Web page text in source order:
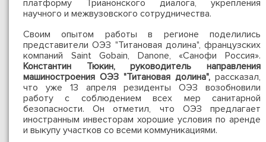
платформу Трианонского диалога, укрепления
научного и межвузовского сотрудничества.
Своим опытом работы в регионе поделились
представители ОЭЗ "Титановая долина", французских
компаний Saint Gobain, Danone, «Санофи Россия».
Константин Тюкин, руководитель направления
машиностроения ОЭЗ "Титановая долина", рассказал,
что уже 13 апреля резиденты ОЭЗ возобновили
работу с соблюдением всех мер санитарной
безопасности. Он отметил, что ОЭЗ предлагает
иностранным инвесторам хорошие условия по аренде
и выкупу участков со всеми коммуникациями.